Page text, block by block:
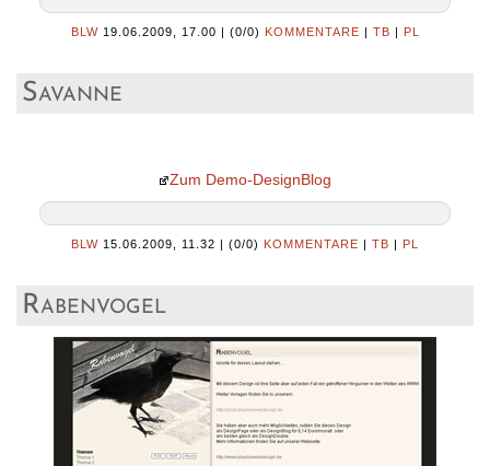
BLW 19.06.2009, 17.00 | (0/0) KOMMENTARE | TB | PL
Savanne
Zum Demo-DesignBlog
BLW 15.06.2009, 11.32 | (0/0) KOMMENTARE | TB | PL
Rabenvogel